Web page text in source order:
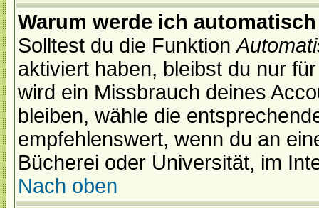
Warum werde ich
Solltest du die Funktion
aktiviert haben, bleibst du nur
wird ein Missbrauch deines
bleiben, wähle die
empfehlenswert, wenn du an
Bücherei oder Universität, im
Nach oben